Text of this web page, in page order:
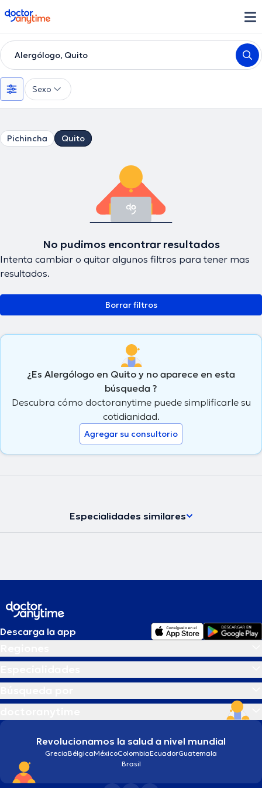
doctoranytime
Alergólogo, Quito
Sexo
Pichincha Quito
No pudimos encontrar resultados
Intenta cambiar o quitar algunos filtros para tener mas
resultados.
Borrar filtros
¿Es Alergólogo en Quito y no aparece en esta
búsqueda ?
Descubra cómo doctoranytime puede simplificarle su
cotidianidad.
Agregar su consultorio
Especialidades similares
Descarga la app
Revolucionamos la salud a nivel mundial
GreciaBélgicaMéxicoColombiaEcuadorGuatemala
Brasil